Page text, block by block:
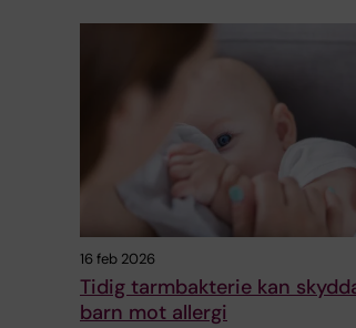
16 feb 2026
Tidig tarmbakterie kan
barn mot allergi